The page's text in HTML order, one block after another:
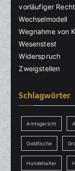
vorläufiger
Wechselmodell
Wegnahme von
Wesenstest
Widerspruch
Zweigstellen
Schlagwörter
Amtsgericht
Goldfische
Hundehalter